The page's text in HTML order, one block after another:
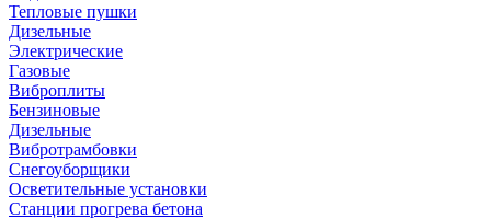
Тепловые пушки
Дизельные
Электрические
Газовые
Виброплиты
Бензиновые
Дизельные
Вибротрамбовки
Снегоуборщики
Осветительные установки
Станции прогрева бетона